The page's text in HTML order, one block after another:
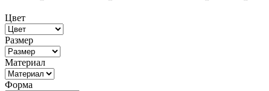
Цвет
Размер
Материал
Форма